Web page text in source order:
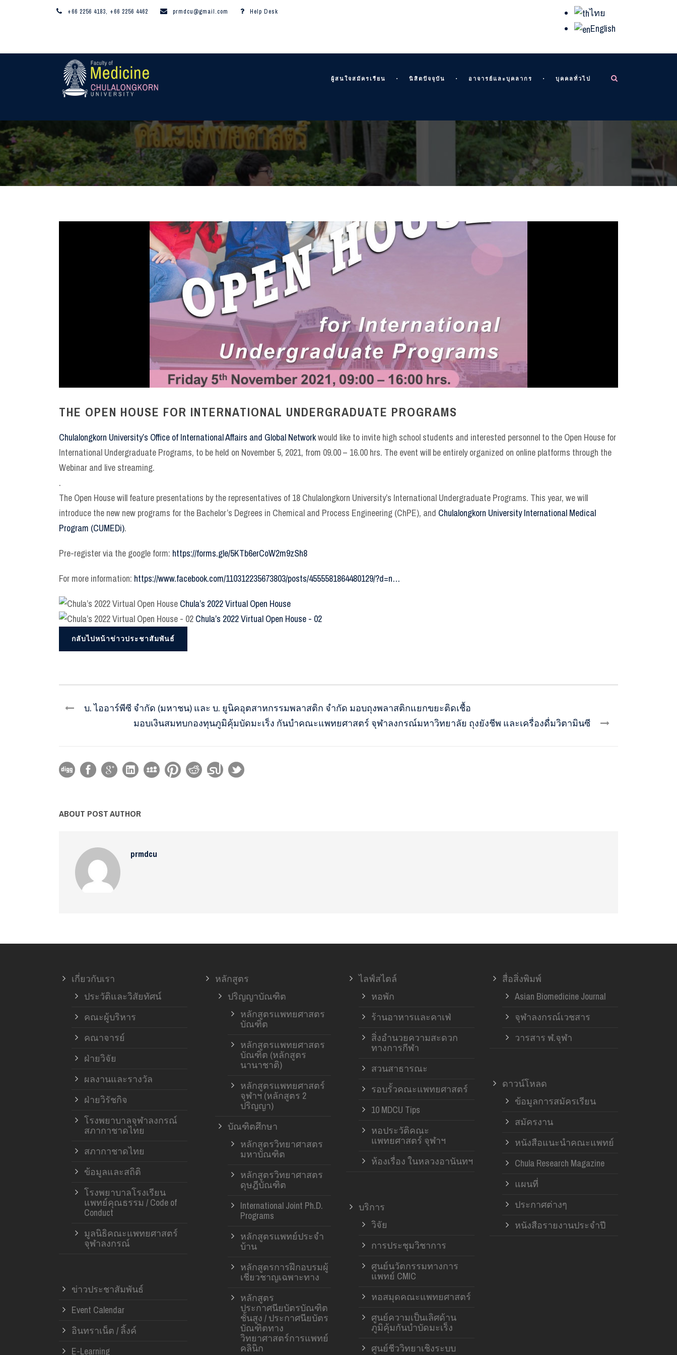
+66 2256 4183, +66 2256 4462 prmdcu@gmail.com Help Desk
ไทย
English
ผู้สนใจสมัครเรียน นิสิตปัจจุบัน อาจารย์และบุคลากร บุคคลทั่วไป
THE OPEN HOUSE FOR INTERNATIONAL UNDERGRADUATE PROGRAMS
Chulalongkorn University’s Office of International Affairs and Global Networkwould like to invite high school students and interested personnel to the Open House for
International Undergraduate Programs, to be held on November 5, 2021, from 09.00 – 16.00 hrs. The event will be entirely organized on online platforms through the
Webinar and live streaming.
.
The Open House will feature presentations by the representatives of 18 Chulalongkorn University’s International Undergraduate Programs. This year, we will
introduce the new new programs for the Bachelor’s Degrees in Chemical and Process Engineering (ChPE), and Chulalongkorn University International Medical
Program (CUMEDi).
Pre-register via the google form: https://forms.gle/5KTb6erCoW2m9zSh8
For more information: https://www.facebook.com/110312235673803/posts/4555581864480129/?d=n…
Chula’s 2022 Virtual Open House
Chula’s 2022 Virtual Open House - 02
กลับไปหน้าข่าวประชาสัมพันธ์
บ. ไออาร์พีซี จำกัด (มหาชน) และ บ. ยูนิคอุตสาหกรรมพลาสติก จำกัด มอบถุงพลาสติกแยกขยะติดเชื้อ
มอบเงินสมทบกองทุนภูมิคุ้มบัดมะเร็ง กันบำคณะแพทยศาสตร์ จุฬาลงกรณ์มหาวิทยาลัย ถุงยังชีพ และเครื่องดื่มวิตามินซี
ABOUT POST AUTHOR
prmdcu
เกี่ยวกับเรา
ประวัติและวิสัยทัศน์
คณะผู้บริหาร
คณาจารย์
ฝ่ายวิจัย
ผลงานและรางวัล
ฝ่ายวิรัชกิจ
โรงพยาบาลจุฬาลงกรณ์
สภากาชาดไทย
สภากาชาดไทย
ข้อมูลและสถิติ
โรงพยาบาลโรงเรียน
แพทย์คุณธรรม / Code of
Conduct
มูลนิธิคณะแพทยศาสตร์
จุฬาลงกรณ์
ข่าวประชาสัมพันธ์
Event Calendar
อินทราเน็ต / ลิ้งค์
E-Learning
หลักสูตร
ปริญญาบัณฑิต
หลักสูตรแพทยศาสตร
บัณฑิต
หลักสูตรแพทยศาสตร
บัณฑิต (หลักสูตร
นานาชาติ)
หลักสูตรแพทยศาสตร์
จุฬาฯ (หลักสูตร 2
ปริญญา)
บัณฑิตศึกษา
หลักสูตรวิทยาศาสตร
มหาบัณฑิต
หลักสูตรวิทยาศาสตร
ดุษฎีบัณฑิต
International Joint Ph.D.
Programs
หลักสูตรแพทย์ประจำ
บ้าน
หลักสูตรการฝึกอบรมผู้
เชี่ยวชาญเฉพาะทาง
หลักสูตร
ประกาศนียบัตรบัณฑิต
ชั้นสูง / ประกาศนียบัตร
บัณฑิตทาง
วิทยาศาสตร์การแพทย์
คลินิก
ไลฟ์สไตล์
หอพัก
ร้านอาหารและคาเฟ่
สิ่งอำนวยความสะดวก
ทางการกีฬา
สวนสาธารณะ
รอบรั้วคณะแพทยศาสตร์
10 MDCU Tips
หอประวัติคณะ
แพทยศาสตร์ จุฬาฯ
ห้องเรื่อง ในหลวงอานันทฯ
บริการ
วิจัย
การประชุมวิชาการ
ศูนย์นวัตกรรมทางการ
แพทย์ CMIC
หอสมุดคณะแพทยศาสตร์
ศูนย์ความเป็นเลิศด้าน
ภูมิคุ้มกันบำบัดมะเร็ง
ศูนย์ชีววิทยาเชิงระบบ
สื่อสิ่งพิมพ์
Asian Biomedicine Journal
จุฬาลงกรณ์เวชสาร
วารสาร ฬ.จุฬา
ดาวน์โหลด
ข้อมูลการสมัครเรียน
สมัครงาน
หนังสือแนะนำคณะแพทย์
Chula Research Magazine
แผนที่
ประกาศต่างๆ
หนังสือรายงานประจำปี